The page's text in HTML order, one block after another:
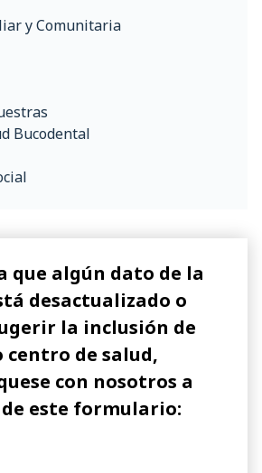
y Comunitaria
Bucodental
que algún dato de la
desactualizado o
la inclusión de
centro de salud,
con nosotros a
este formulario: